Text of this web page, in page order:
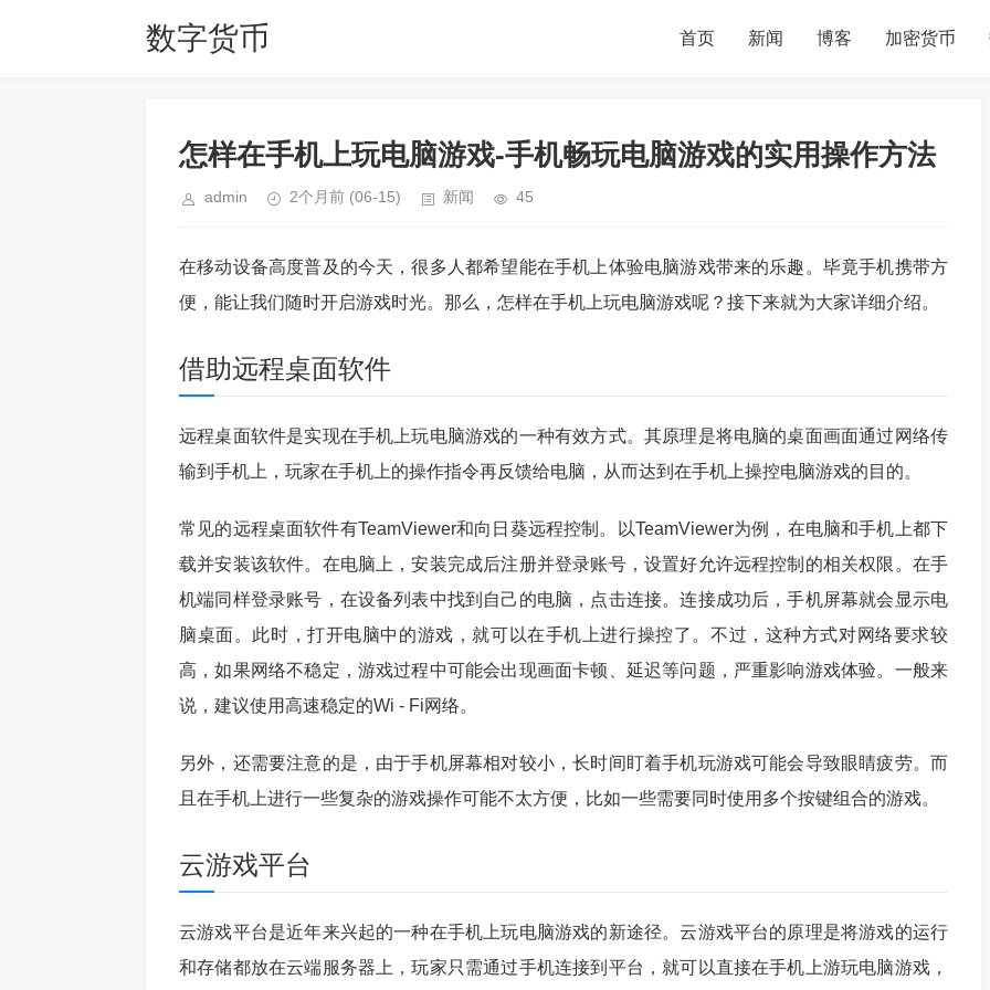
数字货币 首页 新闻 博客 加密货币
怎样在手机上玩电脑游戏-手机畅玩电脑游戏的实用操作方法
admin 2个月前 (06-15) 新闻 45
在移动设备高度普及的今天，很多人都希望能在手机上体验电脑游戏带来的乐趣。毕竟手机携带方
便，能让我们随时开启游戏时光。那么，怎样在手机上玩电脑游戏呢？接下来就为大家详细介绍。
借助远程桌面软件
远程桌面软件是实现在手机上玩电脑游戏的一种有效方式。其原理是将电脑的桌面画面通过网络传
输到手机上，玩家在手机上的操作指令再反馈给电脑，从而达到在手机上操控电脑游戏的目的。
常见的远程桌面软件有TeamViewer和向日葵远程控制。以TeamViewer为例，在电脑和手机上都下
载并安装该软件。在电脑上，安装完成后注册并登录账号，设置好允许远程控制的相关权限。在手
机端同样登录账号，在设备列表中找到自己的电脑，点击连接。连接成功后，手机屏幕就会显示电
脑桌面。此时，打开电脑中的游戏，就可以在手机上进行操控了。不过，这种方式对网络要求较
高，如果网络不稳定，游戏过程中可能会出现画面卡顿、延迟等问题，严重影响游戏体验。一般来
说，建议使用高速稳定的Wi - Fi网络。
另外，还需要注意的是，由于手机屏幕相对较小，长时间盯着手机玩游戏可能会导致眼睛疲劳。而
且在手机上进行一些复杂的游戏操作可能不太方便，比如一些需要同时使用多个按键组合的游戏。
云游戏平台
云游戏平台是近年来兴起的一种在手机上玩电脑游戏的新途径。云游戏平台的原理是将游戏的运行
和存储都放在云端服务器上，玩家只需通过手机连接到平台，就可以直接在手机上游玩电脑游戏，